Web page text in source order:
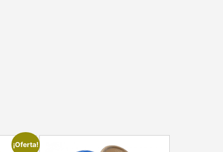
¡Oferta!